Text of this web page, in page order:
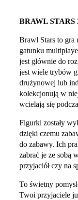
BRAWL
Brawl Stars to gra
gatunku
jest głównie do
jest wiele trybów
drużynowej lub
kolekcjonują w
wcielają się
Figurki zostały
dzięki czemu
do zabawy. Ich
zabrać je ze sobą
przyjaciół czy na
To świetny
Twoi przyjaciele